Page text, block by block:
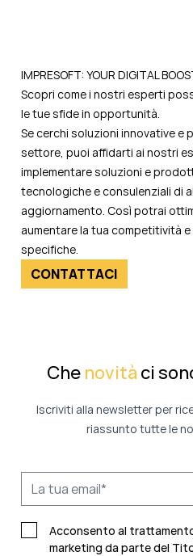
IMPRESOFT: YOUR DIGITAL
Scopri come i nostri esperti
le tue sfide in opportunità.
Se cerchi soluzioni innovative e
settore, puoi affidarti ai nostri
implementare soluzioni e
tecnologiche e consulenziali di
aggiornamento. Così potrai
aumentare la tua competitività
specifiche.
CONTATTACI
Che novità ci
Iscriviti alla newsletter per
riassunto tutte le
Acconsento al
marketing da parte del